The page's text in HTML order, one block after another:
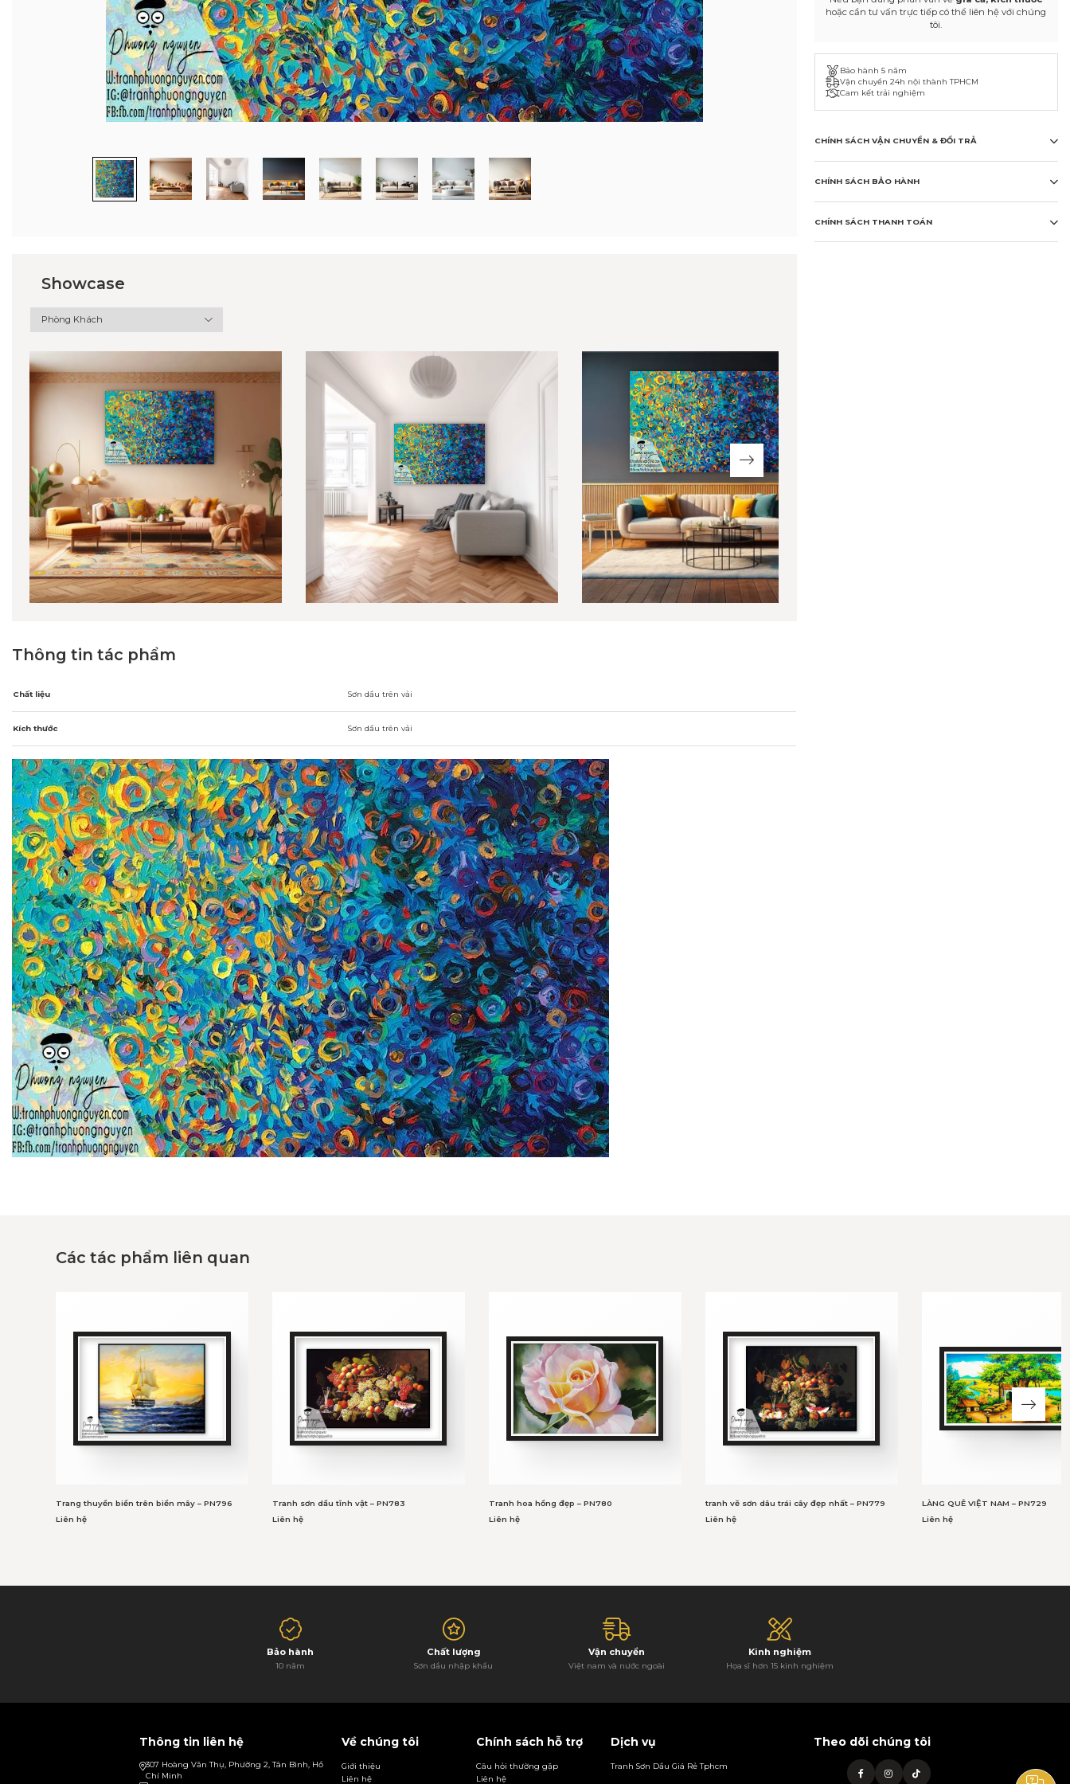
hoặc cần tư vấn trực tiếp có thể liên hệ với chúng
tôi.
Bảo hành 5 năm
Vận chuyển 24h nội thành TPHCM
Cam kết trải nghiệm
CHÍNH SÁCH VẬN CHUYỂN & ĐỔI TRẢ
CHÍNH SÁCH BẢO HÀNH
CHÍNH SÁCH THANH TOÁN
Showcase
Thông tin tác phẩm
Chất liệu Sơn dầu trên vải
Kích thước Sơn dầu trên vải
Các tác phẩm liên quan
Trang thuyền biển trên biển mây – PN796
Liên hệ
Tranh sơn dầu tĩnh vật – PN783
Liên hệ
Tranh hoa hồng đẹp – PN780
Liên hệ
tranh vẽ sơn dâu trái cây đẹp nhất – PN779
Liên hệ
LÀNG QUÊ VIỆT NAM – PN729
Liên hệ
Bảo hành
10 năm
Chất lượng
Sơn dầu nhập khẩu
Vận chuyển
Việt nam và nước ngoài
Kinh nghiệm
Họa sĩ hơn 15 kinh nghiệm
Thông tin liên hệ
307 Hoàng Văn Thụ, Phường 2, Tân Bình, Hồ
Chí Minh
Về chúng tôi
Giới thiệu
Liên hệ
Chính sách hỗ trợ
Câu hỏi thường gặp
Liên hệ
Dịch vụ
Tranh Sơn Dầu Giá Rẻ Tphcm
Theo dõi chúng tôi